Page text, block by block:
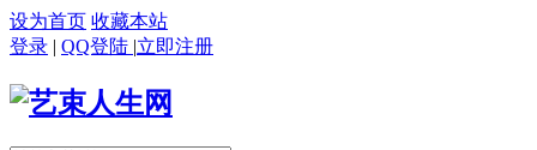
设为首页 收藏本站
登录 | QQ登陆 |立即注册